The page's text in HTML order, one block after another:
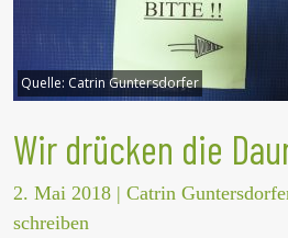
Quelle: Catrin Guntersdorfer
Wir drücken die
2. Mai 2018 | Catrin
schreiben